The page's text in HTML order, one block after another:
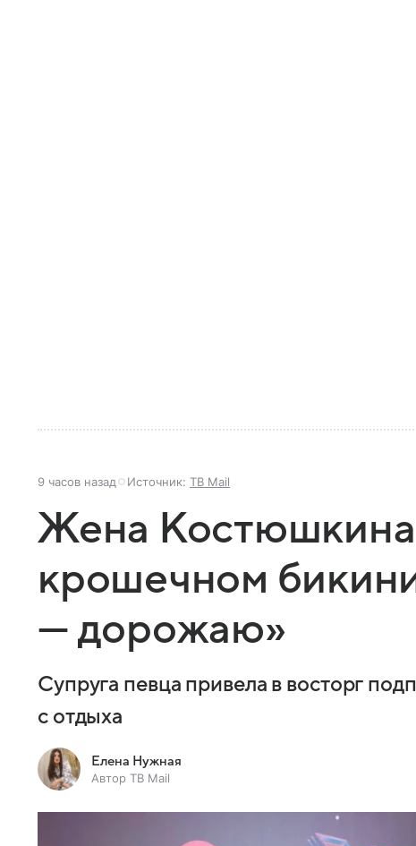
9 часов назад Источник: ТВ Mail
Жена Костюшкина
крошечном
— дорожаю»
Супруга певца привела в восторг
с отдыха
Елена Нужная
Автор ТВ Mail